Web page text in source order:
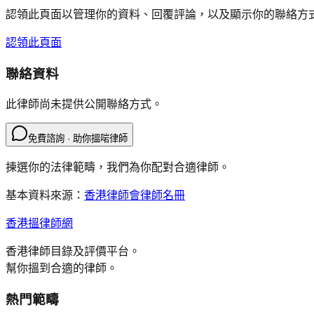
認領此頁面以管理你的資料、回覆評論，以及顯示你的聯絡方
認領此頁面
聯絡資料
此律師尚未提供公開聯絡方式。
免費諮詢 · 助你搵啱律師
揀選你的法律範疇，我們為你配對合適律師。
基本資料來源： 香港律師會律師名冊
香港搵律師網
香港律師目錄及評價平台。
幫你搵到合適的律師。
熱門範疇